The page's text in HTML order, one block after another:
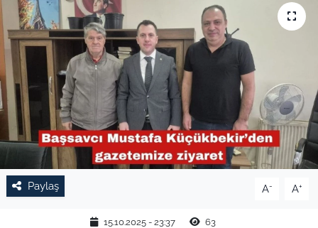
Paylaş A- A+
15.10.2025 - 23:37 63
EĞİTİM
TARIM VE HAYVANCILIK
KÜLTÜR SANAT
RESMİ İLAN
SPOR
YAŞAM